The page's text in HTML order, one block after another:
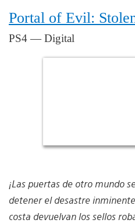
Portal of Evil:
PS4 — Digital
¡Las puertas de otro mundo
detener el desastre
costa devuelvan los sellos